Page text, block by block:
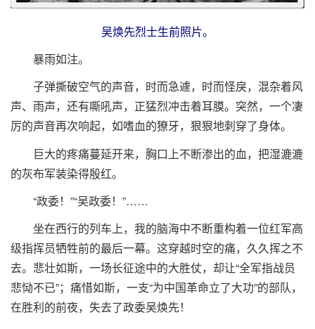
吴焕先烈士生前照片。
暴雨如注。
子弹撕破空气的声音，时而急遽，时而怪戾，混杂着风
声、雨声，还有嘶吼声，正猛烈冲击着耳膜。突然，一个凄
厉的声音再次响起，如嗜血的獠牙，狠狠地刺穿了身体。
巨大的疼痛蔓延开来，胸口上不断渗出的血，把湿漉漉
的灰布军装染得殷红。
“政委！”“吴政委！”……
坐在西行的列车上，我的脑海中不断重构着一位红军高
级指挥员牺牲前的最后一幕。这穿越时空的痛，久久挥之不
去。悲壮如斯，一场长征途中的大胜仗，却让“全军指战员
悲恸不已”；痛惜如斯，一支“为中国革命立了大功”的部队，
在胜利的前夜，失去了政委吴焕先！